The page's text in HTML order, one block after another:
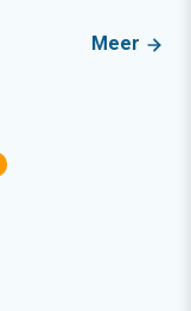
Meer